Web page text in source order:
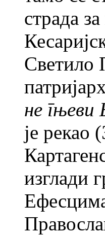
страда
Светило
не
је рекао
изглади